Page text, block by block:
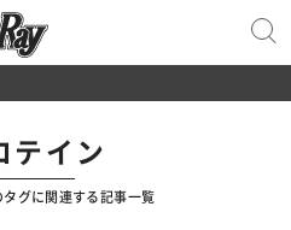
テイン
タグに関連する記事一覧